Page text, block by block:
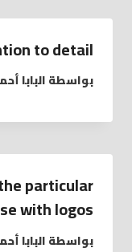
to detail
بواسطةالبابا
particular
with logos
بواسطةالبابا